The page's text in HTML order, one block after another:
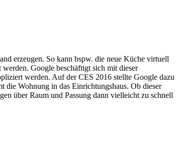
erzeugen. So kann bspw. die neue Küche virtuell
Google beschäftigt sich mit dieser
werden. Auf der CES 2016 stellte Google dazu
die Wohnung in das Einrichtungshaus. Ob dieser
über Raum und Passung dann vielleicht zu schnell